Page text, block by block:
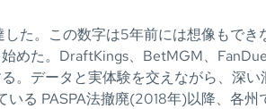
た。この数字は5年前には想像もでき
めた。DraftKings、BetMGM、
。データと実体験を交えながら、深
る PASPA法撤廃(2018年)以降、各